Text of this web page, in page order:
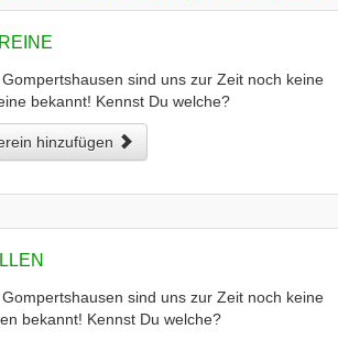
sind uns zur Zeit noch keine
bekannt! Kennst Du welche?
hinzufügen
sind uns zur Zeit noch keine
bekannt! Kennst Du welche?